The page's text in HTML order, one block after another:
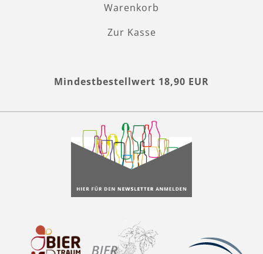
Warenkorb
Zur Kasse
Mindestbestellwert 18,90 EUR